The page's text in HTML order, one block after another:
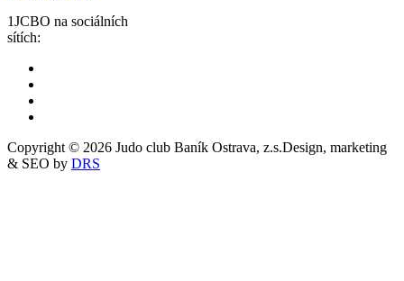
1JCBO na sociálních
sítích:
Copyright © 2026 Judo club Baník Ostrava, z.s.Design, marketing
& SEO by DRS